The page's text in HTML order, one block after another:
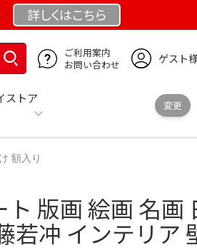
詳しくはこちら
ご利用案内
お問い合わせ
ゲスト
ストア
変更
額入り
ト 版画 絵画 名画
若冲 インテリア